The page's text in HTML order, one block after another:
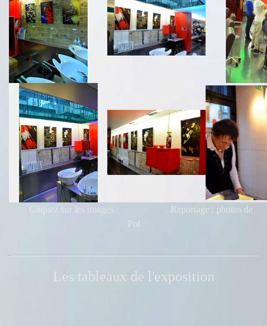
Cliquez sur les images Reportage : photos de
Pol
Les tableaux de l'exposition